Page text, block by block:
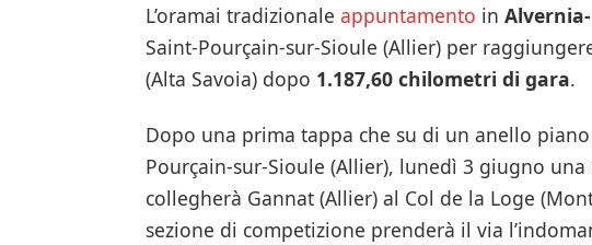
L’oramai tradizionale appuntamento in
Saint-Pourçain-sur-Sioule (Allier) per
(Alta Savoia) dopo 1.187,60 chilometri di gara.
Dopo una prima tappa che su di un anello
Pourçain-sur-Sioule (Allier), lunedì 3 giugno
collegherà Gannat (Allier) al Col de la Loge
sezione di competizione prenderà il via